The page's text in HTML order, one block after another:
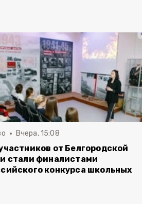
Вчера, 15:08
от Белгородской
стали финалистами
конкурса школьных